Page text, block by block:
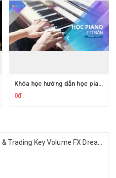
Khóa học hướng dẫn học piano cho người mới bắt đầu
0đ